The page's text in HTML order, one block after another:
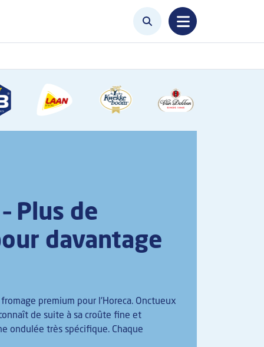
Plus de
davantage
premium pour l'Horeca. Onctueux
de suite à sa croûte fine et
ondulée très spécifique. Chaque